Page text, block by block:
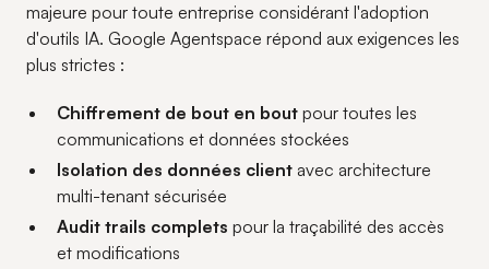
majeure pour toute entreprise considérant l'adoption
d'outils IA. Google Agentspace répond aux exigences les
plus strictes :
Chiffrement de bout en bout pour toutes les
communications et données stockées
Isolation des données client avec architecture
multi-tenant sécurisée
Audit trails complets pour la traçabilité des accès
et modifications